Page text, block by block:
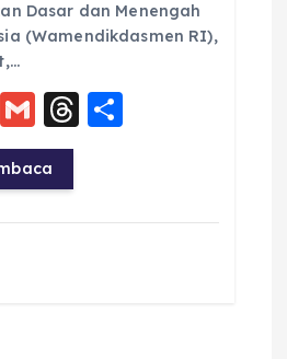
Dasar dan Menengah
(Wamendikdasmen RI),
W G
m
ai
l
T
a re